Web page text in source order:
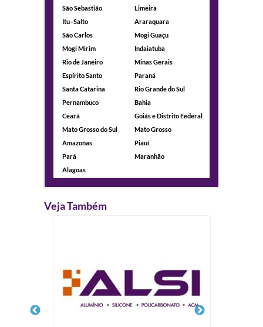
São Sebastião
Limeira
Itu–Salto
Araraquara
São Carlos
Mogi Guaçu
Mogi Mirim
Indaiatuba
Rio de Janeiro
Minas Gerais
Espírito Santo
Paraná
Santa Catarina
Rio Grande do Sul
Pernambuco
Bahia
Ceará
Goiás e Distrito Federal
Mato Grosso do Sul
Mato Grosso
Amazonas
Piauí
Pará
Maranhão
Alagoas
Veja Também